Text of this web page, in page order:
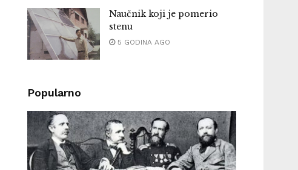
Naučnik koji je pomerio
stenu
5 GODINA AGO
Popularno